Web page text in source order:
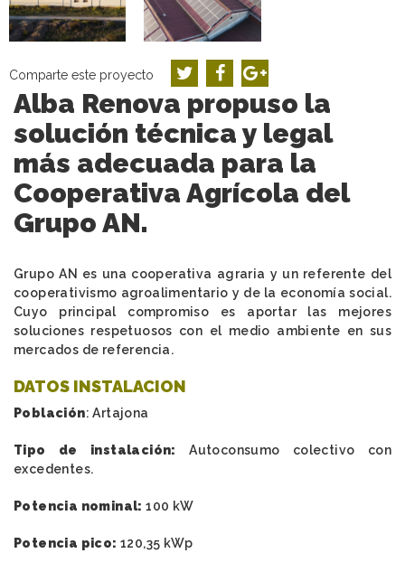
Comparte este proyecto
Alba Renova propuso la
solución técnica y legal
más adecuada para la
Cooperativa Agrícola del
Grupo AN.
Grupo AN es una cooperativa agraria y un referente del
cooperativismo agroalimentario y de la economía social.
Cuyo principal compromiso es aportar las mejores
soluciones respetuosos con el medio ambiente en sus
mercados de referencia.
DATOS INSTALACION
Población: Artajona
Tipo de instalación:
Autoconsumo colectivo con
excedentes.
Potencia nominal: 100 kW
Potencia pico: 120,35 kWp